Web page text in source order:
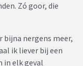
Zó goor, die
bijna nergens meer,
ik liever bij een
elk geval